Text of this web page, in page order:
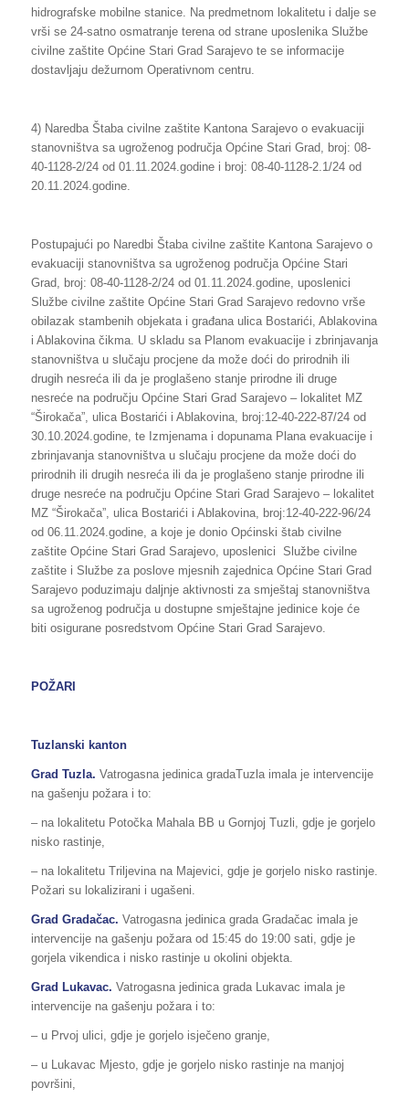
hidrografske mobilne stanice. Na predmetnom lokalitetu i dalje se
vrši se 24-satno osmatranje terena od strane uposlenika Službe
civilne zaštite Općine Stari Grad Sarajevo te se informacije
dostavljaju dežurnom Operativnom centru.
4) Naredba Štaba civilne zaštite Kantona Sarajevo o evakuaciji
stanovništva sa ugroženog područja Općine Stari Grad, broj: 08-
40-1128-2/24 od 01.11.2024.godine i broj: 08-40-1128-2.1/24 od
20.11.2024.godine.
Postupajući po Naredbi Štaba civilne zaštite Kantona Sarajevo o
evakuaciji stanovništva sa ugroženog područja Općine Stari
Grad, broj: 08-40-1128-2/24 od 01.11.2024.godine, uposlenici
Službe civilne zaštite Općine Stari Grad Sarajevo redovno vrše
obilazak stambenih objekata i građana ulica Bostarići, Ablakovina
i Ablakovina čikma. U skladu sa Planom evakuacije i zbrinjavanja
stanovništva u slučaju procjene da može doći do prirodnih ili
drugih nesreća ili da je proglašeno stanje prirodne ili druge
nesreće na području Općine Stari Grad Sarajevo – lokalitet MZ
“Širokača”, ulica Bostarići i Ablakovina, broj:12-40-222-87/24 od
30.10.2024.godine, te Izmjenama i dopunama Plana evakuacije i
zbrinjavanja stanovništva u slučaju procjene da može doći do
prirodnih ili drugih nesreća ili da je proglašeno stanje prirodne ili
druge nesreće na području Općine Stari Grad Sarajevo – lokalitet
MZ “Širokača”, ulica Bostarići i Ablakovina, broj:12-40-222-96/24
od 06.11.2024.godine, a koje je donio Općinski štab civilne
zaštite Općine Stari Grad Sarajevo, uposlenici Službe civilne
zaštite i Službe za poslove mjesnih zajednica Općine Stari Grad
Sarajevo poduzimaju daljnje aktivnosti za smještaj stanovništva
sa ugroženog područja u dostupne smještajne jedinice koje će
biti osigurane posredstvom Općine Stari Grad Sarajevo.
POŽARI
Tuzlanski kanton
Grad Tuzla. Vatrogasna jedinica gradaTuzla imala je intervencije
na gašenju požara i to:
– na lokalitetu Potočka Mahala BB u Gornjoj Tuzli, gdje je gorjelo
nisko rastinje,
– na lokalitetu Triljevina na Majevici, gdje je gorjelo nisko rastinje.
Požari su lokalizirani i ugašeni.
Grad Gradačac. Vatrogasna jedinica grada Gradačac imala je
intervencije na gašenju požara od 15:45 do 19:00 sati, gdje je
gorjela vikendica i nisko rastinje u okolini objekta.
Grad Lukavac. Vatrogasna jedinica grada Lukavac imala je
intervencije na gašenju požara i to:
– u Prvoj ulici, gdje je gorjelo isječeno granje,
– u Lukavac Mjesto, gdje je gorjelo nisko rastinje na manjoj
površini,